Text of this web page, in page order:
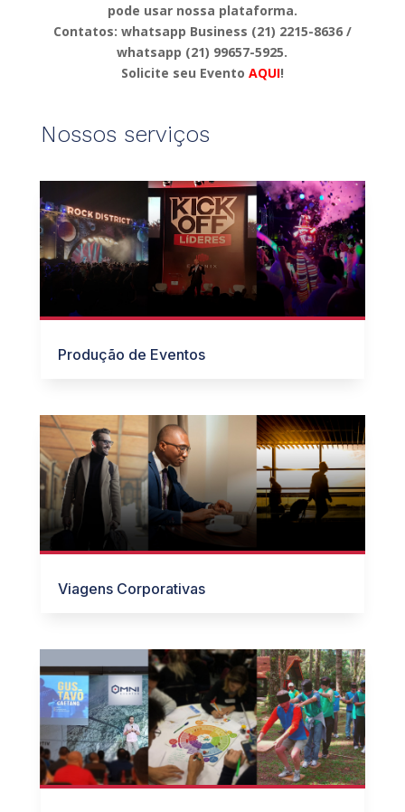
pode usar nossa plataforma.
Contatos: whatsapp Business (21) 2215-8636 /
whatsapp (21) 99657-5925.
Solicite seu Evento AQUI!
Nossos serviços
Produção de Eventos
Viagens Corporativas